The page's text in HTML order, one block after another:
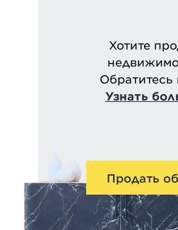
Хотите
Обратитесь
Узнать
Продать